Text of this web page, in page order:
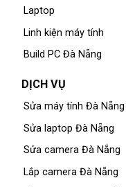
Laptop
Linh kiện máy tính
Build PC Đà Nẵng
DỊCH VỤ
Sửa máy tính Đà Nẵng
Sửa laptop Đà Nẵng
Sửa camera Đà Nẵng
Lắp camera Đà Nẵng